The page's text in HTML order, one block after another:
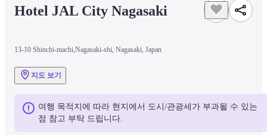
Hotel JAL City Nagasaki
13-10 Shinchi-machi,Nagasaki-shi, Nagasaki, Japan
지도 보기
여행 목적지에 따라 현지에서 도시/관광세가 부과될 수 있는
점 참고 부탁 드립니다.